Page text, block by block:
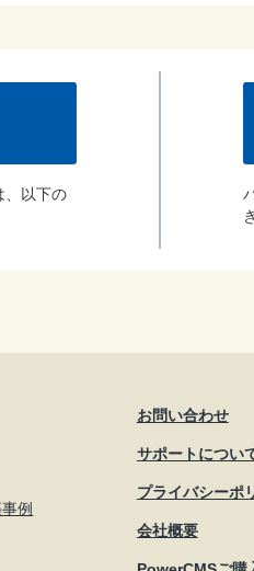
、以下の
例
お問い合わせ
サポートについ
プライバシーポ
会社概要